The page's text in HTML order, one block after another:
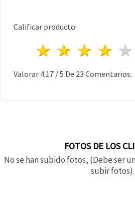
Calificar producto:
4
3
2
1 estrella
Valorar 4.17 /5 De 23 Comentarios.
FOTOS DE LOS
No se han subido fotos, (Debe ser
subir fotos).